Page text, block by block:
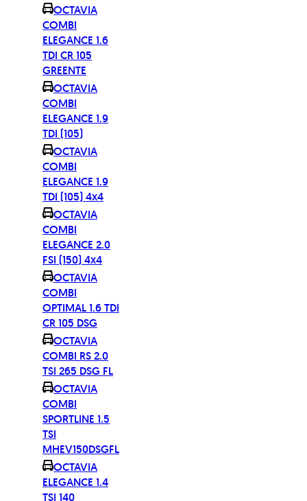
OCTAVIA
COMBI
ELEGANCE 1.6
TDI CR 105
GREENTE
OCTAVIA
COMBI
ELEGANCE 1.9
TDI (105)
OCTAVIA
COMBI
ELEGANCE 1.9
TDI (105) 4x4
OCTAVIA
COMBI
ELEGANCE 2.0
FSI (150) 4x4
OCTAVIA
COMBI
OPTIMAL 1.6 TDI
CR 105 DSG
OCTAVIA
COMBI RS 2.0
TSI 265 DSG FL
OCTAVIA
COMBI
SPORTLINE 1.5
TSI
MHEV150DSGFL
OCTAVIA
ELEGANCE 1.4
TSI 140